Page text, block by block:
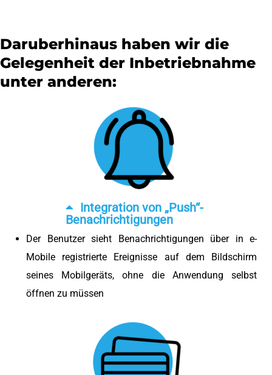
Daruberhinaus haben wir die
Gelegenheit der Inbetriebnahme
unter anderen:
Integration von „Push“-
Benachrichtigungen
Der Benutzer sieht Benachrichtigungen über in e-
Mobile registrierte Ereignisse auf dem Bildschirm
seines Mobilgeräts, ohne die Anwendung selbst
öffnen zu müssen